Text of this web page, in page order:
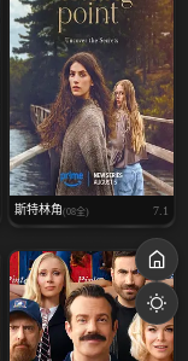
斯特林角(08全) 7.1
蓝光